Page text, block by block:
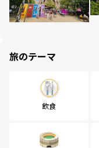
旅のテーマ
飲食